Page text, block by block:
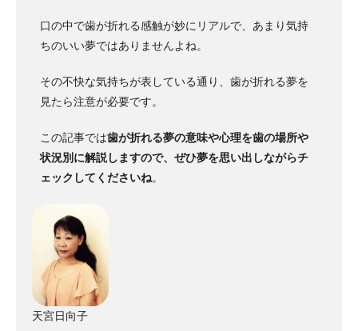
口の中で歯が折れる感触が妙にリアルで、あまり気持
ちのいい夢ではありませんよね。
その不快な気持ちが表している通り、歯が折れる夢を
見たら注意が必要です。
この記事では歯が折れる夢の意味や心理を歯の場所や
状況別に解説しますので、ぜひ夢を思い出しながらチ
ェックしてくださいね。
天宮日向子